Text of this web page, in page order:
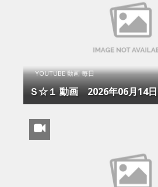
YOUTUBE 動画 毎日
Ｓ☆１ 動画 2026年06月14日